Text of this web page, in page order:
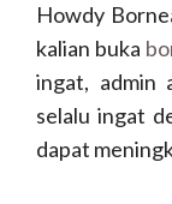
Howdy
kalian buka
ingat, admin
selalu ingat
dapat